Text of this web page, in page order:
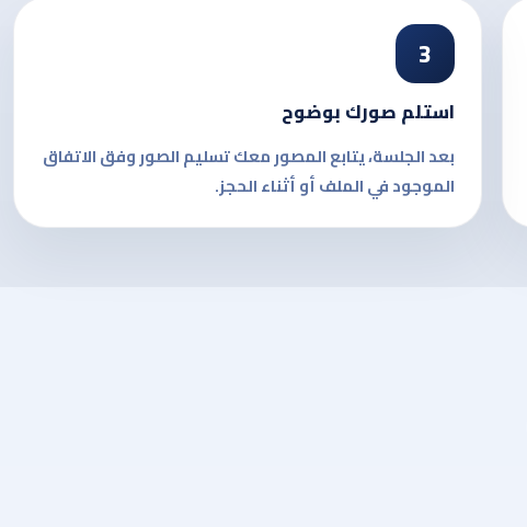
3
استلم صورك بوضوح
بعد الجلسة، يتابع المصور معك تسليم الصور وفق الاتفاق
الموجود في الملف أو أثناء الحجز.